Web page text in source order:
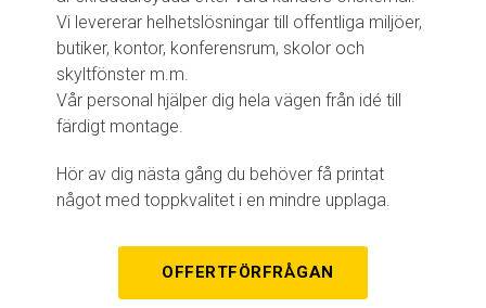
Vi levererar helhetslösningar till offentliga miljöer,
butiker, kontor, konferensrum, skolor och
skyltfönster m.m.
Vår personal hjälper dig hela vägen från idé till
färdigt montage.
Hör av dig nästa gång du behöver få printat
något med toppkvalitet i en mindre upplaga.
OFFERTFÖRFRÅGAN